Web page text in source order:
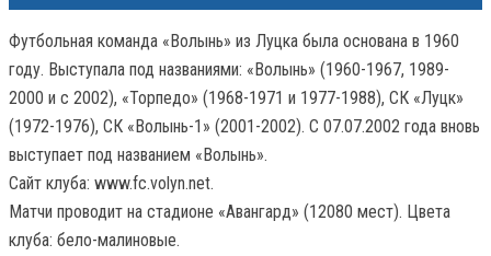
Футбольная команда «Волынь» из Луцка была основана в 1960
году. Выступала под названиями: «Волынь» (1960-1967, 1989-
2000 и с 2002), «Торпедо» (1968-1971 и 1977-1988), СК «Луцк»
(1972-1976), CК «Волынь-1» (2001-2002). С 07.07.2002 года вновь
выступает под названием «Волынь».
Сайт клуба: www.fc.volyn.net.
Матчи проводит на стадионе «Авангард» (12080 мест). Цвета
клуба: бело-малиновые.